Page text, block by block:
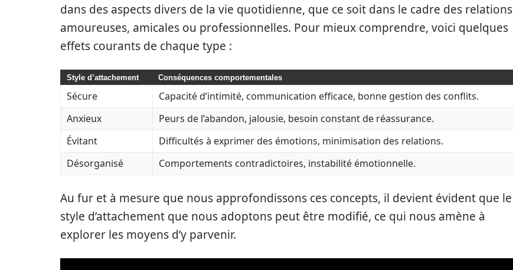
dans des aspects divers de la vie quotidienne, que ce soit dans le cadre des relations
amoureuses, amicales ou professionnelles. Pour mieux comprendre, voici quelques
effets courants de chaque type :
Style d’attachement Conséquences comportementales
Sécure
Capacité d’intimité, communication efficace, bonne gestion des conflits.
Anxieux
Peurs de l’abandon, jalousie, besoin constant de réassurance.
Évitant
Difficultés à exprimer des émotions, minimisation des relations.
Désorganisé
Comportements contradictoires, instabilité émotionnelle.
Au fur et à mesure que nous approfondissons ces concepts, il devient évident que le
style d’attachement que nous adoptons peut être modifié, ce qui nous amène à
explorer les moyens d’y parvenir.